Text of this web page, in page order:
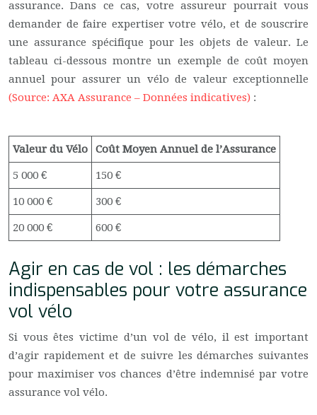
assurance. Dans ce cas, votre assureur pourrait vous
demander de faire expertiser votre vélo, et de souscrire
une assurance spécifique pour les objets de valeur. Le
tableau ci-dessous montre un exemple de coût moyen
annuel pour assurer un vélo de valeur exceptionnelle
(Source: AXA Assurance – Données indicatives) :
Valeur du Vélo Coût Moyen Annuel de l’Assurance
5 000 € 150 €
10 000 € 300 €
20 000 € 600 €
Agir en cas de vol : les démarches
indispensables pour votre assurance
vol vélo
Si vous êtes victime d’un vol de vélo, il est important
d’agir rapidement et de suivre les démarches suivantes
pour maximiser vos chances d’être indemnisé par votre
assurance vol vélo.